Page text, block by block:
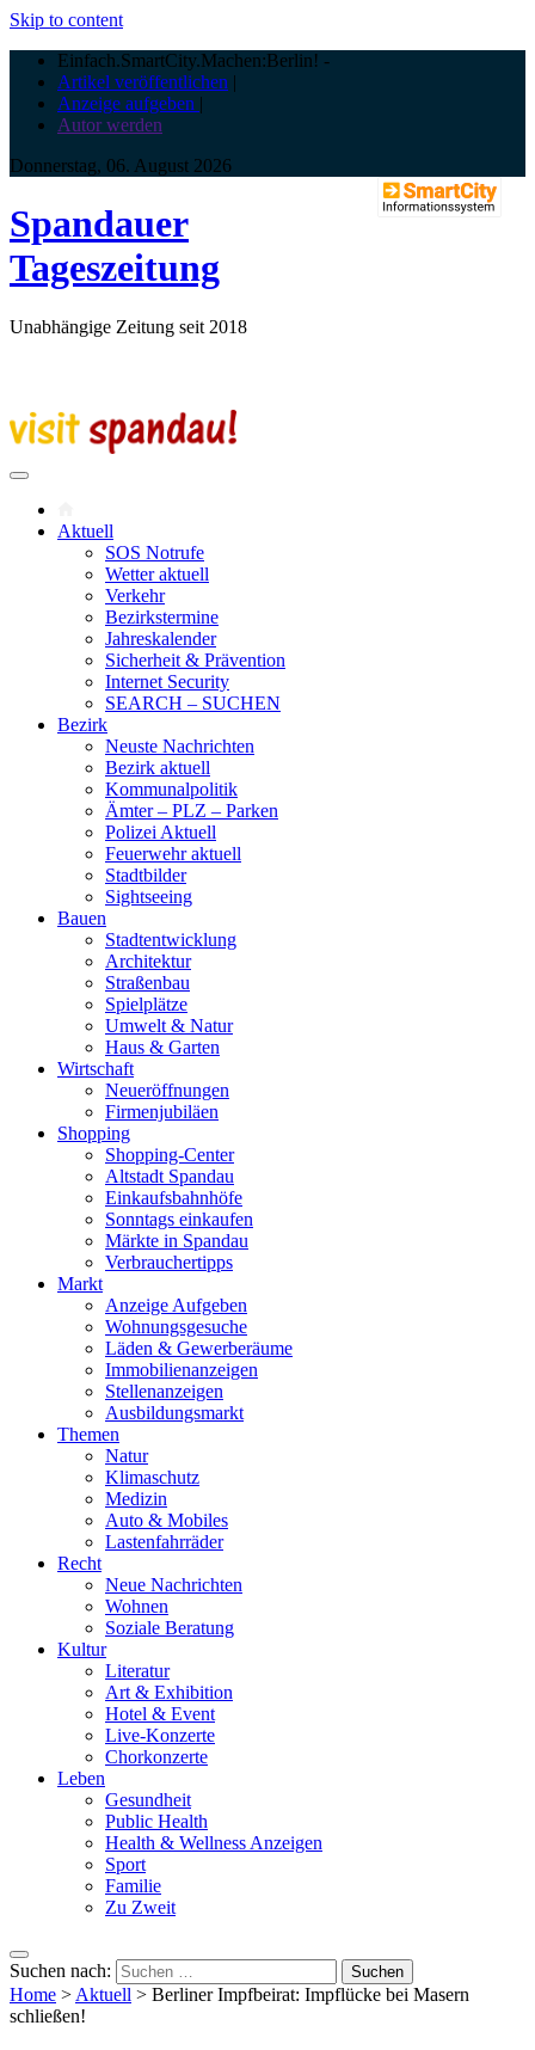
Skip to content
Einfach.SmartCity.Machen:Berlin! -
Artikel veröffentlichen |
Anzeige aufgeben |
Autor werden
Donnerstag, 06. August 2026
Spandauer
Tageszeitung
Unabhängige Zeitung seit 2018
Aktuell
SOS Notrufe
Wetter aktuell
Verkehr
Bezirkstermine
Jahreskalender
Sicherheit & Prävention
Internet Security
SEARCH – SUCHEN
Bezirk
Neuste Nachrichten
Bezirk aktuell
Kommunalpolitik
Ämter – PLZ – Parken
Polizei Aktuell
Feuerwehr aktuell
Stadtbilder
Sightseeing
Bauen
Stadtentwicklung
Architektur
Straßenbau
Spielplätze
Umwelt & Natur
Haus & Garten
Wirtschaft
Neueröffnungen
Firmenjubiläen
Shopping
Shopping-Center
Altstadt Spandau
Einkaufsbahnhöfe
Sonntags einkaufen
Märkte in Spandau
Verbrauchertipps
Markt
Anzeige Aufgeben
Wohnungsgesuche
Läden & Gewerberäume
Immobilienanzeigen
Stellenanzeigen
Ausbildungsmarkt
Themen
Natur
Klimaschutz
Medizin
Auto & Mobiles
Lastenfahrräder
Recht
Neue Nachrichten
Wohnen
Soziale Beratung
Kultur
Literatur
Art & Exhibition
Hotel & Event
Live-Konzerte
Chorkonzerte
Leben
Gesundheit
Public Health
Health & Wellness Anzeigen
Sport
Familie
Zu Zweit
Suchen nach:
Home >Aktuell > Berliner Impfbeirat: Impflücke bei Masern
schließen!